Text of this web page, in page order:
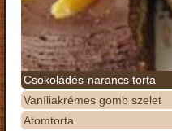
Csokoládés-narancs torta
Vaníliakrémes gomb szelet
Atomtorta